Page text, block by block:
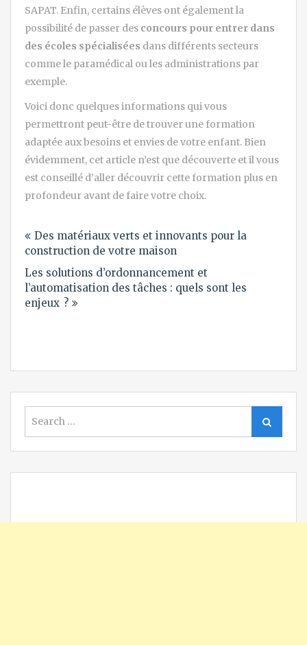
SAPAT. Enfin, certains élèves ont également la
possibilité de passer des concours pour entrer dans
des écoles spécialisées dans différents secteurs
comme le paramédical ou les administrations par
exemple.
Voici donc quelques informations qui vous
permettront peut-être de trouver une formation
adaptée aux besoins et envies de votre enfant. Bien
évidemment, cet article n’est que découverte et il vous
est conseillé d’aller découvrir cette formation plus en
profondeur avant de faire votre choix.
de
l’article
Des matériaux verts et innovants pour la
construction de votre maison
Les solutions d’ordonnancement et
l’automatisation des tâches : quels sont les
enjeux ?
for:
Search